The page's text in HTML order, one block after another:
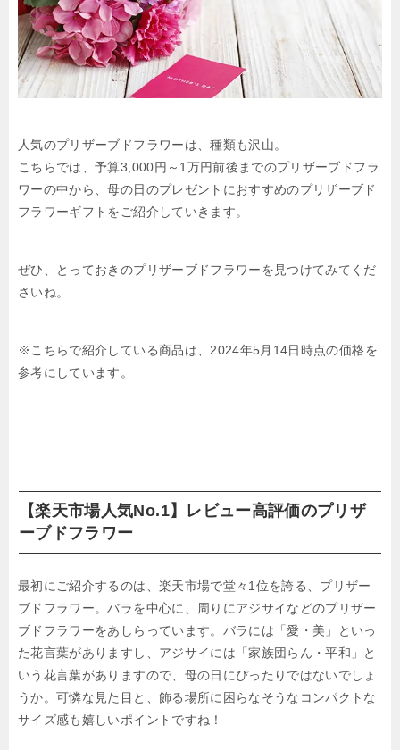
人気のプリザーブドフラワーは、種類も沢山。
こちらでは、予算3,000円～1万円前後までのプリザーブドフラ
ワーの中から、母の日のプレゼントにおすすめのプリザーブド
フラワーギフトをご紹介していきます。
ぜひ、とっておきのプリザーブドフラワーを見つけてみてくだ
さいね。
※こちらで紹介している商品は、2024年5月14日時点の価格を
参考にしています。
【楽天市場人気No.1】レビュー高評価のプリザ
ーブドフラワー
最初にご紹介するのは、楽天市場で堂々1位を誇る、プリザー
ブドフラワー。バラを中心に、周りにアジサイなどのプリザー
ブドフラワーをあしらっています。バラには「愛・美」といっ
た花言葉がありますし、アジサイには「家族団らん・平和」と
いう花言葉がありますので、母の日にぴったりではないでしょ
うか。可憐な見た目と、飾る場所に困らなそうなコンパクトな
サイズ感も嬉しいポイントですね！